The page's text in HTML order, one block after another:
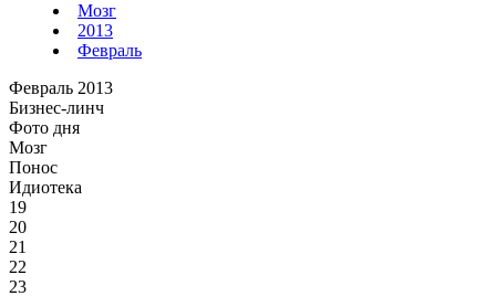
Мозг
2013
Февраль
Февраль 2013
Бизнес-линч
Фото дня
Мозг
Понос
Идиотека
19
20
21
22
23